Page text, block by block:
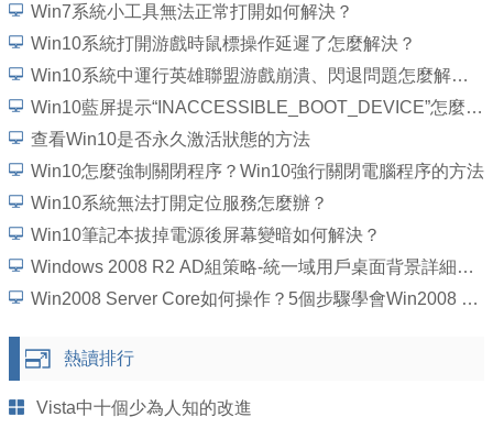
Win7系統小工具無法正常打開如何解決？
Win10系統打開游戲時鼠標操作延遲了怎麼解決？
Win10系統中運行英雄聯盟游戲崩潰、閃退問題怎麼解決？
Win10藍屏提示“INACCESSIBLE_BOOT_DEVICE”怎麼處理？
查看Win10是否永久激活狀態的方法
Win10怎麼強制關閉程序？Win10強行關閉電腦程序的方法
Win10系統無法打開定位服務怎麼辦？
Win10筆記本拔掉電源後屏幕變暗如何解決？
Windows 2008 R2 AD組策略-統一域用戶桌面背景詳細圖文教程
Win2008 Server Core如何操作？5個步驟學會Win2008 Server Core操作
熱讀排行
Vista中十個少為人知的改進